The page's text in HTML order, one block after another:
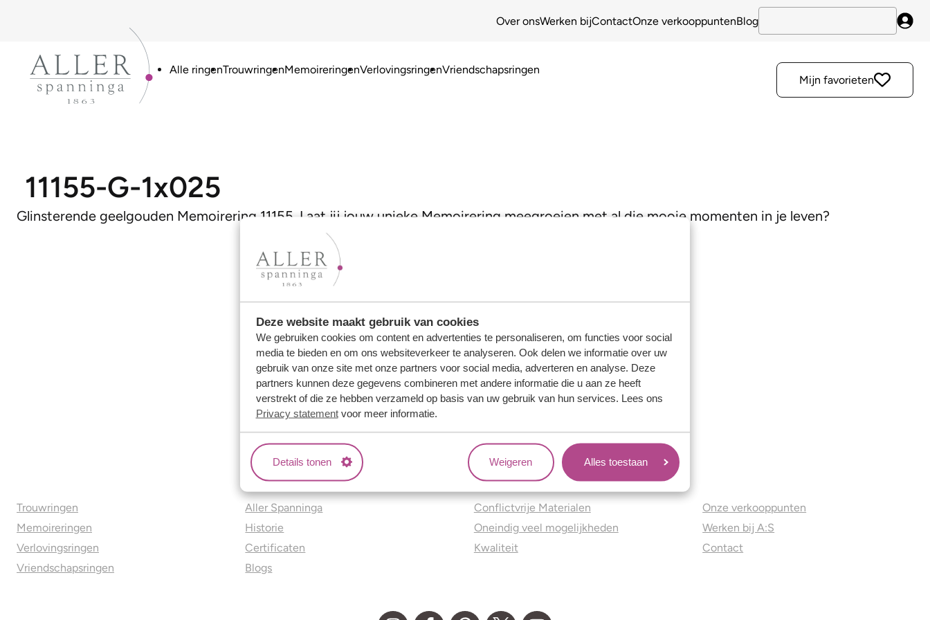
Deze website maakt gebruik van cookies
We gebruiken cookies om content en advertenties te personaliseren, om functies voor social
media te bieden en om ons websiteverkeer te analyseren. Ook delen we informatie over uw
gebruik van onze site met onze partners voor social media, adverteren en analyse. Deze
partners kunnen deze gegevens combineren met andere informatie die u aan ze heeft
verstrekt of die ze hebben verzameld op basis van uw gebruik van hun services. Lees ons
Privacy statementvoor meer informatie.
Details tonen Weigeren Alles toestaan
Over onsWerken bijContactOnze verkooppuntenBlog
Alle ringenTrouwringenMemoireringenVerlovingsringenVriendschapsringen
Mijn favorieten
11155-G-1x025
Glinsterende geelgouden Memoirering 11155. Laat jij jouw unieke Memoirering meegroeien met al die mooie momenten in je leven?
Trouwringen
Memoireringen
Verlovingsringen
Vriendschapsringen
Over ons
Aller Spanninga
Historie
Certificaten
Blogs
Jouw voordelen
Conflictvrije Materialen
Oneindig veel mogelijkheden
Kwaliteit
Onze verkooppunten
Werken bij A:S
Contact